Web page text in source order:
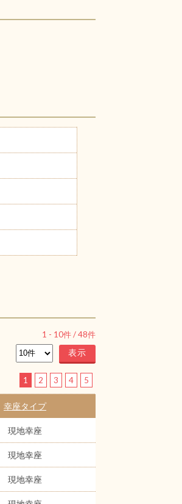
1 - 10件 /48件
1 2 3 4 5
幸座タイプ
現地幸座
現地幸座
現地幸座